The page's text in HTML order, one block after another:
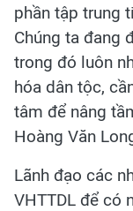
phần tập trung
Chúng ta đang
trong đó luôn
hóa dân tộc,
tâm để nâng
Hoàng Văn
Lãnh đạo các
VHTTDL để có